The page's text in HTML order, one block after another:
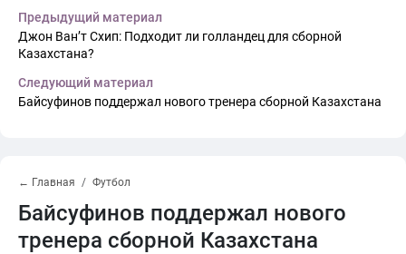
Предыдущий материал
Джон Ван’т Схип: Подходит ли голландец для сборной
Казахстана?
Следующий материал
Байсуфинов поддержал нового тренера сборной Казахстана
← Главная Футбол
Байсуфинов поддержал нового
тренера сборной Казахстана